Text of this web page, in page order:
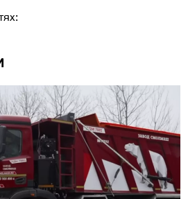
Узнать цену
65222